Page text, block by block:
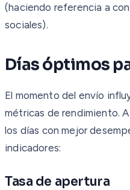
(haciendo referencia a
sociales).
Días óptimos
El momento del envío
métricas de rendimiento.
los días con mejor
indicadores:
Tasa de apertura